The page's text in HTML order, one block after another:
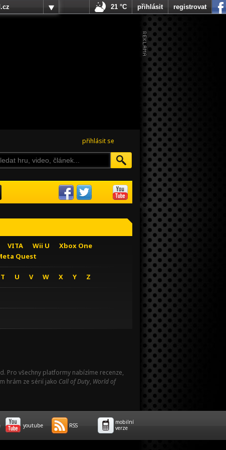
přihlásit se
VITA Wii U
Xbox One
Quest
T U V W X Y Z
Pro všechny platformy nabízíme recenze,
hrám ze sérií jako Call of Duty, World of
21 °C přihlásit registrovat
youtube RSS
mobilní
verze